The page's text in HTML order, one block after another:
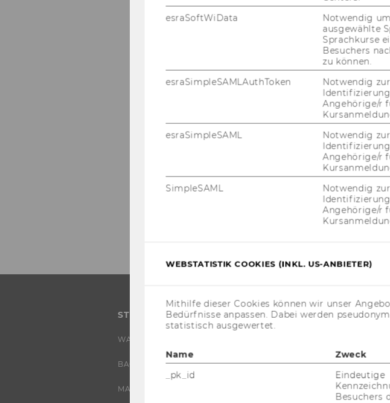
STUDIUM
WARUM WU?
BACHELOR
MASTER
FORSCHUNG
FORSCHENDE
IMPACT DER
esraSoftWiData
Notwendig um
ausgewählte
Sprachkurse
Besuchers
zu können.
esraSimpleSAMLAuthToken
Notwendig zur
Angehörige/r
esraSimpleSAML
Notwendig zur
Angehörige/r
SimpleSAML
Notwendig zur
Angehörige/r
WEBSTATISTIK COOKIES (INKL. US-ANBIETER)
Mithilfe dieser Cookies können wir unser
Bedürfnisse anpassen. Dabei werden
statistisch ausgewertet.
Name Zweck
_pk_id
Eindeutige
Besuchers